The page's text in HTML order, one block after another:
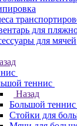
для
для мячей
теннис
Назад
Большой теннис
Стойки для